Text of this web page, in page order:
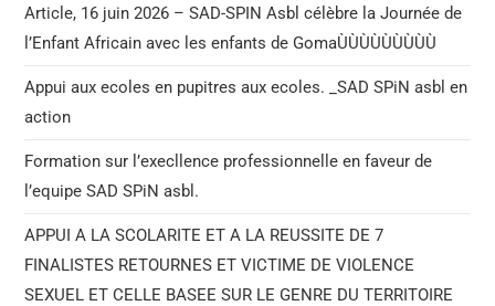
Article, 16 juin 2026 – SAD-SPIN Asbl célèbre la Journée de
l’Enfant Africain avec les enfants de GomaÙÙÙÙÙÙÙÙÙ
Appui aux ecoles en pupitres aux ecoles. _SAD SPiN asbl en
action
Formation sur l’execllence professionnelle en faveur de
l’equipe SAD SPiN asbl.
APPUI A LA SCOLARITE ET A LA REUSSITE DE 7
FINALISTES RETOURNES ET VICTIME DE VIOLENCE
SEXUEL ET CELLE BASEE SUR LE GENRE DU TERRITOIRE